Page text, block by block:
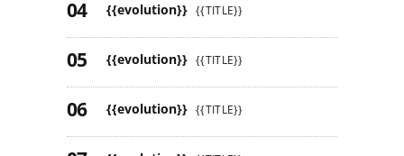
{{evolution}} {{TITLE}}
{{evolution}} {{TITLE}}
{{evolution}} {{TITLE}}